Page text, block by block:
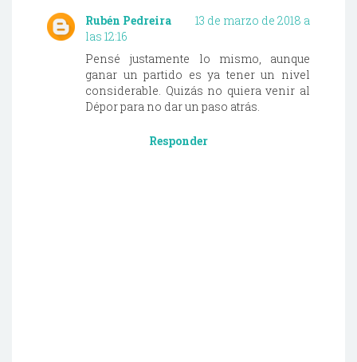
Rubén Pedreira
13 de marzo de 2018 a
las 12:16
Pensé justamente lo mismo, aunque
ganar un partido es ya tener un nivel
considerable. Quizás no quiera venir al
Dépor para no dar un paso atrás.
Responder